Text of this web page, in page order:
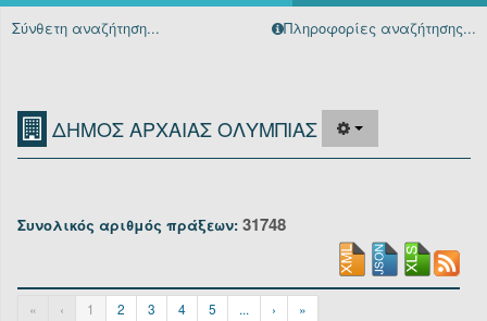
Αρχική
Υπηρεσίες
Σύνθετη αναζήτηση... Πληροφορίες αναζήτησης...
ΔΗΜΟΣ ΑΡΧΑΙΑΣ ΟΛΥΜΠΙΑΣ
Συνολικός αριθμός πράξεων: 31748
« ‹ 1 2 3 4 5 ... › »